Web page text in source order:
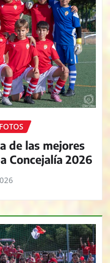
de las mejores
Concejalía 2026